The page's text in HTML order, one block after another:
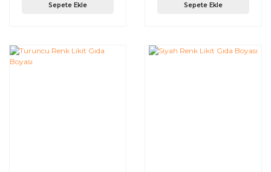
Sepete Ekle Sepete Ekle